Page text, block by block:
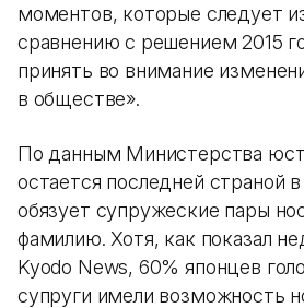
моментов, которые следует
сравнению с решением 2015
принять во внимание
в обществе».
По данным Министерства
остается последней страной
обязует супружеские пары
фамилию. Хотя, как показал
Kyodo News, 60% японцев
супруги имели возможность